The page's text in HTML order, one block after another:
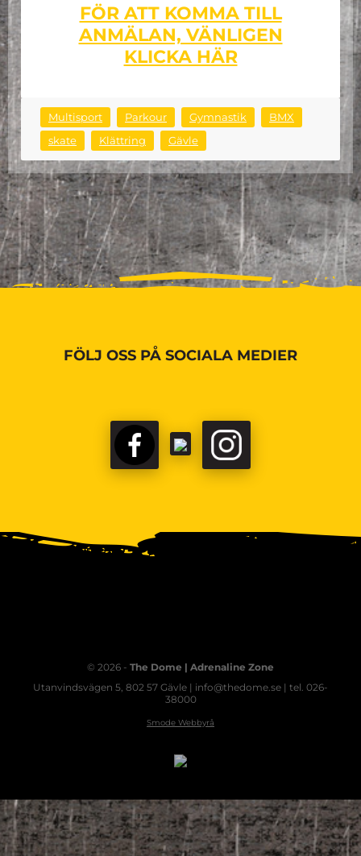
FÖR ATT KOMMA TILL
ANMÄLAN, VÄNLIGEN
KLICKA HÄR
Multisport Parkour Gymnastik
BMX
skate
Klättring Gävle
FÖLJ OSS PÅ SOCIALA MEDIER
© 2026 - The Dome | Adrenaline Zone
Utanvindsvägen 5, 802 57 Gävle | info@thedome.se | tel. 026-
38000
Smode Webbyrå